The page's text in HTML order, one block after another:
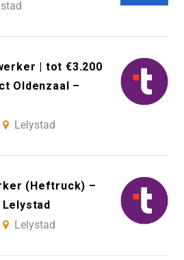
| tot €3.200
Oldenzaal –
Lelystad
(Heftruck) –
Lelystad